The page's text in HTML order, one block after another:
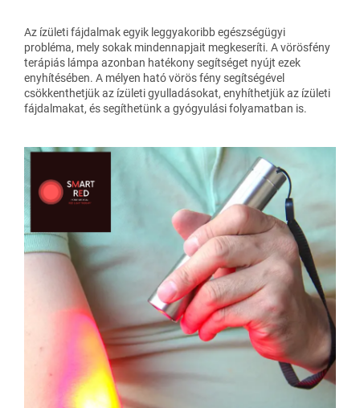
Az ízületi fájdalmak egyik leggyakoribb egészségügyi
probléma, mely sokak mindennapjait megkeseríti. A vörösfény
terápiás lámpa azonban hatékony segítséget nyújt ezek
enyhítésében. A mélyen ható vörös fény segítségével
csökkenthetjük az ízületi gyulladásokat, enyhíthetjük az ízületi
fájdalmakat, és segíthetünk a gyógyulási folyamatban is.